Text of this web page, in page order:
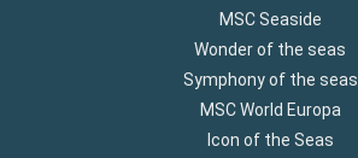
MSC Seaside
Wonder of the seas
Symphony of the seas
MSC World Europa
Icon of the Seas